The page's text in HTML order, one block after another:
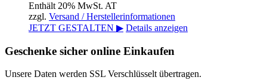
Enthält 20% MwSt. AT
zzgl. Versand / Herstellerinformationen
JETZT GESTALTEN ▶ Details anzeigen
Geschenke sicher online Einkaufen
Unsere Daten werden SSL Verschlüsselt übertragen.